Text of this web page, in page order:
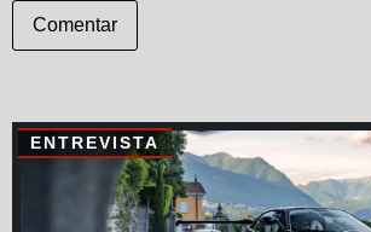
Comentar
ENTREVISTA